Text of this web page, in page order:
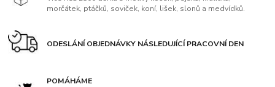
morčátek, ptáčků, soviček, koní, lišek, slonů a medvídků.
ODESLÁNÍ OBJEDNÁVKY NÁSLEDUJÍCÍ PRACOVNÍ DEN
POMÁHÁME